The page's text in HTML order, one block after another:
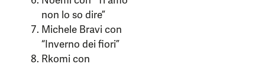
non lo so dire”
Michele Bravi con
“Inverno dei fiori”
Rkomi con